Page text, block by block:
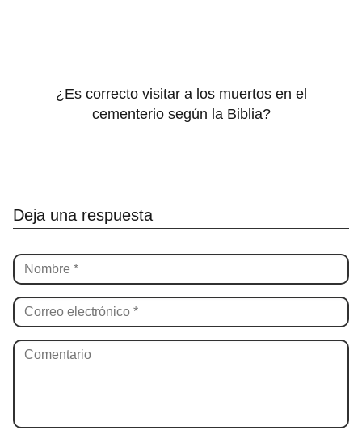
¿Es correcto visitar a los muertos en el
cementerio según la Biblia?
Deja una respuesta